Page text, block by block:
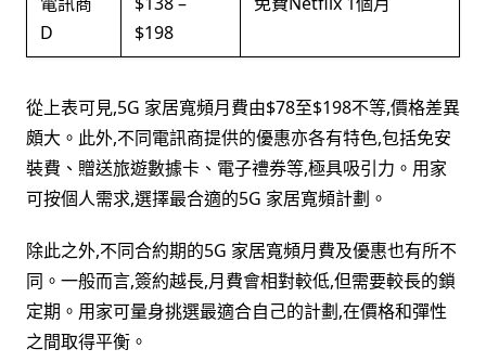
D
$198
從上表可見,5G 家居寬頻月費由$78至$198不等,價格差異
頗大。此外,不同電訊商提供的優惠亦各有特色,包括免安
裝費、贈送旅遊數據卡、電子禮券等,極具吸引力。用家
可按個人需求,選擇最合適的5G 家居寬頻計劃。
除此之外,不同合約期的5G 家居寬頻月費及優惠也有所不
同。一般而言,簽約越長,月費會相對較低,但需要較長的鎖
定期。用家可量身挑選最適合自己的計劃,在價格和彈性
之間取得平衡。